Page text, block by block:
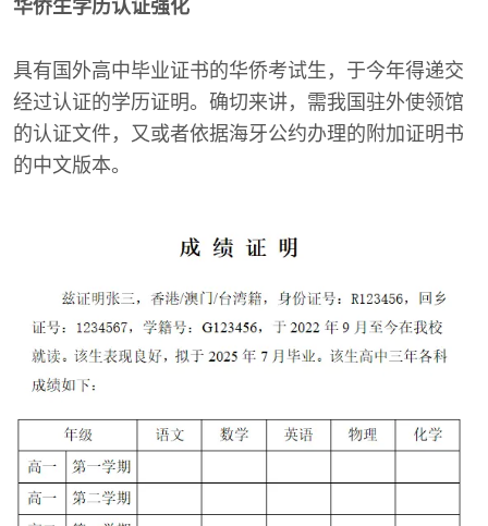
华侨生学历认证强化
具有国外高中毕业证书的华侨考试生，于今年得递交
经过认证的学历证明。确切来讲，需我国驻外使领馆
的认证文件，又或者依据海牙公约办理的附加证明书
的中文版本。